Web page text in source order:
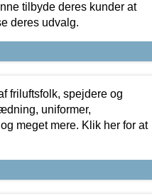
tilbyde deres kunder at
deres udvalg.
friluftsfolk, spejdere og
uniformer,
meget mere. Klik her for at